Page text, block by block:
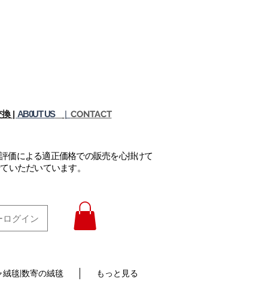
価による適正価格での販売を心掛けて
いただいています。
換 | AB0UT US | CONTACT
ログイン
絨毯|数寄の絨毯 もっと見る